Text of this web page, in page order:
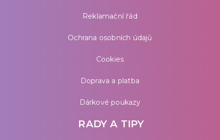
Reklamační řád
Ochrana osobních údajů
Cookies
Doprava a platba
Dárkové poukazy
RADY A TIPY